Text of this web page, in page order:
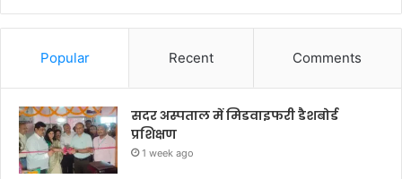
Popular Recent Comments
सदर अस्पताल में मिडवाइफरी डैशबोर्ड
प्रशिक्षण
1 week ago